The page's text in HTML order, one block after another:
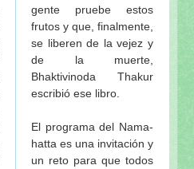
gente pruebe estos
frutos y que, finalmente,
se liberen de la vejez y
de la muerte,
Bhaktivinoda Thakur
escribió ese libro.
El programa del Nama-
hatta es una invitación y
un reto para que todos